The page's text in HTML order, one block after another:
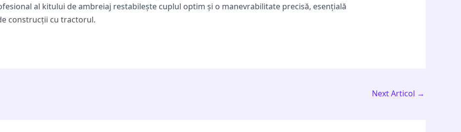
al kitului de ambreiaj restabilește cuplul optim și o manevrabilitate precisă, esențială
construcții cu tractorul.
Next Articol →